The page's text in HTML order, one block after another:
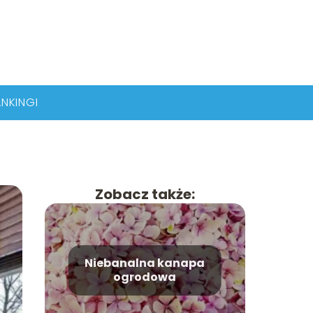
Zobacz także:
Niebanalna kanapa
ogrodowa